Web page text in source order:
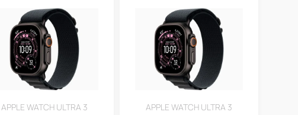
APPLE WATCH ULTRA 3 APPLE WATCH ULTRA 3